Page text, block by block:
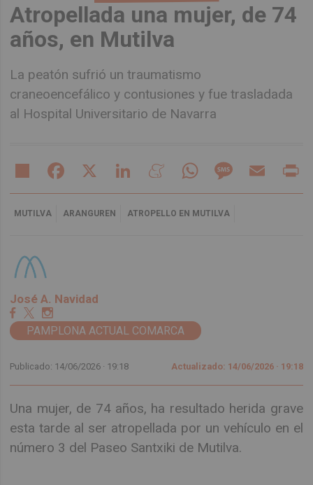
Atropellada una mujer, de 74
años, en Mutilva
La peatón sufrió un traumatismo
craneoencefálico y contusiones y fue trasladada
al Hospital Universitario de Navarra
Share Facebook LinkedIn MeneameWhatsAppMessageEmail
MUTILVA ARANGUREN ATROPELLO EN MUTILVA
José A. Navidad
PAMPLONA ACTUAL COMARCA
Publicado: 14/06/2026 · 19:18 Actualizado: 14/06/2026 · 19:18
Una mujer, de 74 años, ha resultado herida grave
esta tarde al ser atropellada por un vehículo en el
número 3 del Paseo Santxiki de Mutilva.